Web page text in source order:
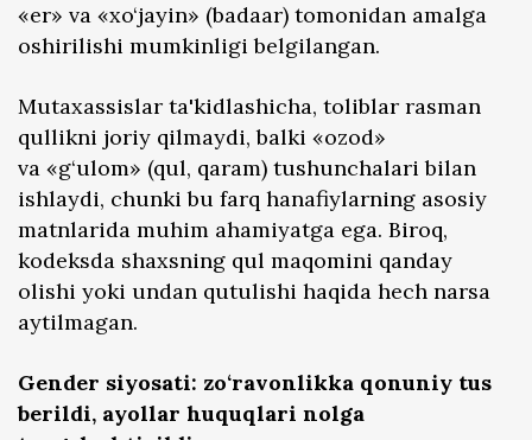
«er» va «xo‘jayin» (badaar) tomonidan amalga
oshirilishi mumkinligi belgilangan.
Mutaxassislar ta'kidlashicha, toliblar rasman
qullikni joriy qilmaydi, balki «ozod»
va «g‘ulom» (qul, qaram) tushunchalari bilan
ishlaydi, chunki bu farq hanafiylarning asosiy
matnlarida muhim ahamiyatga ega. Biroq,
kodeksda shaxsning qul maqomini qanday
olishi yoki undan qutulishi haqida hech narsa
aytilmagan.
Gender siyosati: zo‘ravonlikka qonuniy tus
berildi, ayollar huquqlari nolga